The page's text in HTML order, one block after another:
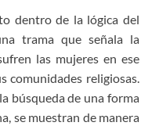
dentro de la lógica del
trama que señala la
las mujeres en ese
comunidades religiosas.
búsqueda de una forma
se muestran de manera